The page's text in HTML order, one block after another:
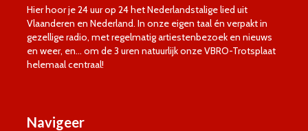
Hier hoor je 24 uur op 24 het Nederlandstalige lied uit
Vlaanderen en Nederland. In onze eigen taal én verpakt in
gezellige radio, met regelmatig artiestenbezoek en nieuws
en weer, en… om de 3 uren natuurlijk onze VBRO-Trotsplaat
helemaal centraal!
Navigeer